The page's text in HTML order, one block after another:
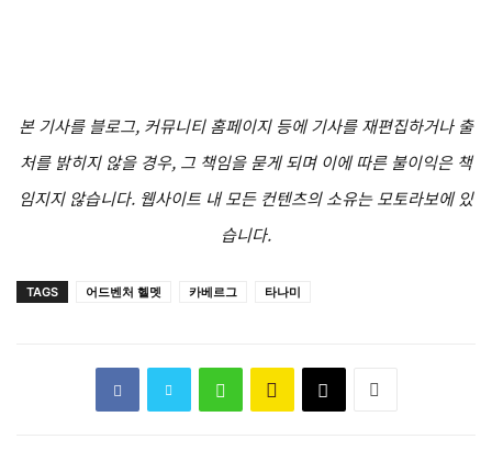
본 기사를 블로그, 커뮤니티 홈페이지 등에 기사를 재편집하거나 출
처를 밝히지 않을 경우, 그 책임을 묻게 되며 이에 따른 불이익은 책
임지지 않습니다. 웹사이트 내 모든 컨텐츠의 소유는 모토라보에 있
습니다.
TAGS 어드벤처 헬멧 카베르그 타나미